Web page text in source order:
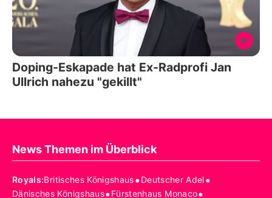
Doping-Eskapade hat Ex-Radprofi Jan
Ullrich nahezu "gekillt"
News Themen im Überblick
Royals:Britisches Königshaus•Deutscher Adel•
Dänisches Königshaus•Fürstenhaus Monaco•